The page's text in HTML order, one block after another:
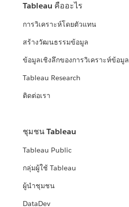
Tableau คืออะไร
การวิเคราะห์โดยตัวแทน
สร้างวัฒนธรรมข้อมูล
ข้อมูลเชิงลึกของการวิเคราะห์ข้อมูล
Tableau Research
ติดต่อเรา
ชุมชน Tableau
Tableau Public
กลุ่มผู้ใช้ Tableau
ผู้นำชุมชน
DataDev